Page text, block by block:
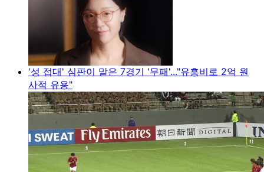
'성 접대' 심판이 맡은 7경기 '무패'..."유흥비로 2억 원
사적 유용"